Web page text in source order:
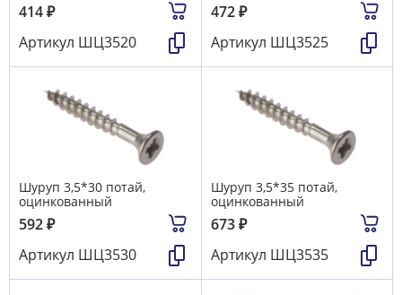
414₽
Артикул ШЦ3520
472₽
Артикул ШЦ3525
Шуруп 3,5*30 потай,
оцинкованный
592₽
Артикул ШЦ3530
Шуруп 3,5*35 потай,
оцинкованный
673₽
Артикул ШЦ3535